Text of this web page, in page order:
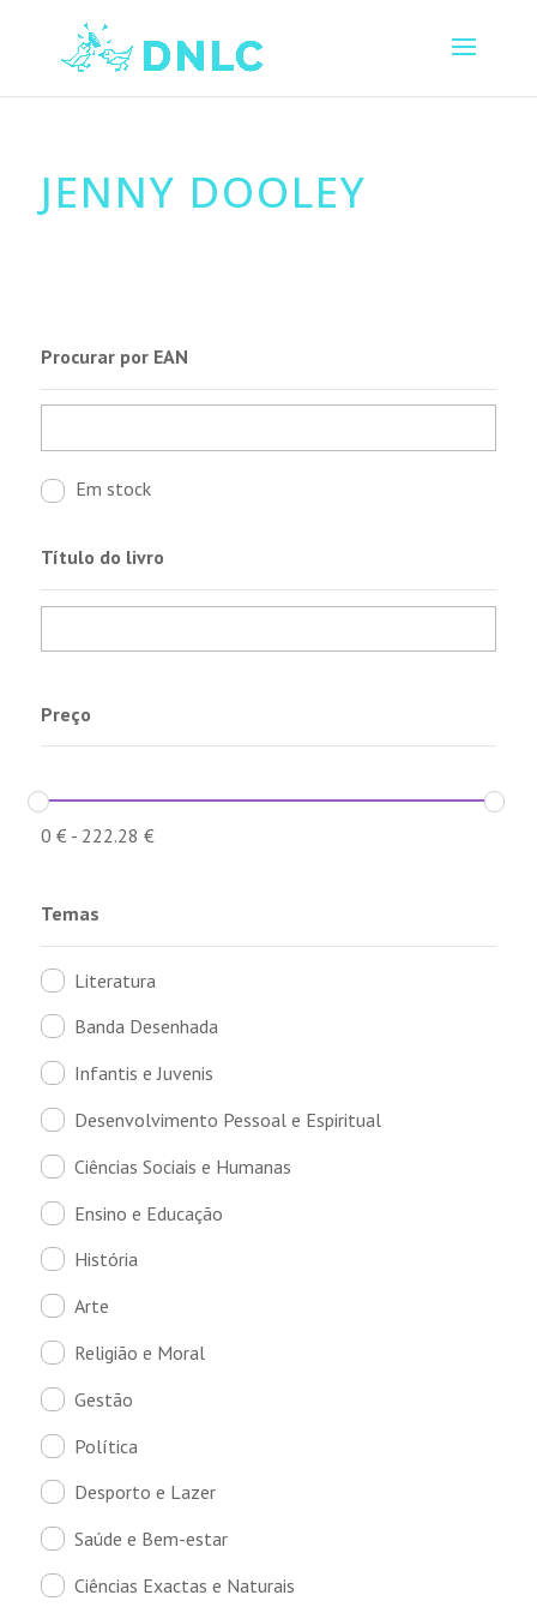
JENNY DOOLEY
Procurar por EAN
Em stock
Título do livro
Preço
0 €- 222.28 €
Temas
Literatura
Banda Desenhada
Infantis e Juvenis
Desenvolvimento Pessoal e Espiritual
Ciências Sociais e Humanas
Ensino e Educação
História
Arte
Religião e Moral
Gestão
Política
Desporto e Lazer
Saúde e Bem-estar
Ciências Exactas e Naturais